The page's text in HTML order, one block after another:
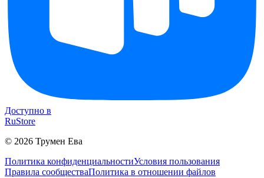
Доступно в
RuStore
© 2026 Трумен Ева
Политика конфиденциальностиУсловия пользования
Правила сообществаПолитика в отношении файлов